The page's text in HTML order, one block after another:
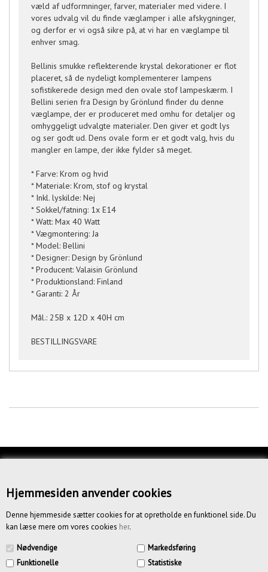
Hjemmesiden anvender cookies
Denne hjemmeside sætter cookies for at opretholde en funktionel side. Du
kan læse mere om vores cookies her.
Nødvendige
Markedsføring
Funktionelle
Statistiske
væld af udformninger, farver, materialer med videre. I
vores udvalg vil du finde væglamper i alle afskygninger,
og derfor er vi også sikre på, at vi har en væglampe til
enhver smag.
Bellinis smukke reflekterende krystal dekorationer er flot
placeret, så de nydeligt komplementerer lampens
sofistikerede design med den ovale stof lampeskærm. I
Bellini serien fra Design by Grönlund finder du denne
væglampe, der er produceret med omhu for detaljer og
omhyggeligt udvalgte materialer. Den giver et godt lys
og ser godt ud. Dens ovale form er et godt valg, hvis du
mangler en lampe, der ikke fylder så meget.
* Farve: Krom og hvid
* Materiale: Krom, stof og krystal
* Inkl. lyskilde: Nej
* Sokkel/fatning: 1x E14
* Watt: Max 40 Watt
* Vægmontering: Ja
* Model: Bellini
* Designer: Design by Grönlund
* Producent: Valaisin Grönlund
* Produktionsland: Finland
* Garanti: 2 År
Mål.: 25B x 12D x 40H cm
BESTILLINGSVARE
OM OS
BETINGELSER